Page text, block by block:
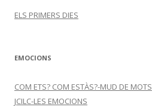
ELS PRIMERS DIES
EMOCIONS
COM ETS? COM ESTÀS?-MUD DE MOTS
JCILC-LES EMOCIONS